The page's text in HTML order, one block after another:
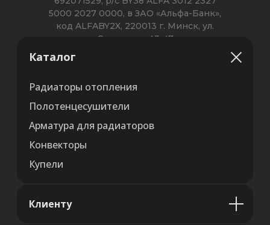
Каталог
Радиаторы отопления
Полотенцесушители
Арматура для радиаторов
Конвекторы
Купели
Клиенту